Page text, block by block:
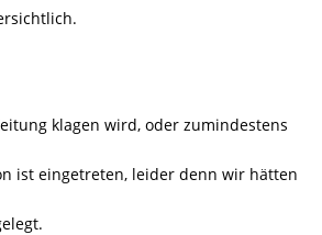
klagen wird, oder zumindestens
ist eingetreten, leider denn wir hätten